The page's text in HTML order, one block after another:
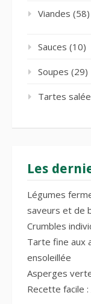
Viandes (58)
Sauces (10)
Soupes (29)
Tartes
Les
Légumes
saveurs et de
Crumbles
Tarte fine aux
ensoleillée
Asperges
Recette facile